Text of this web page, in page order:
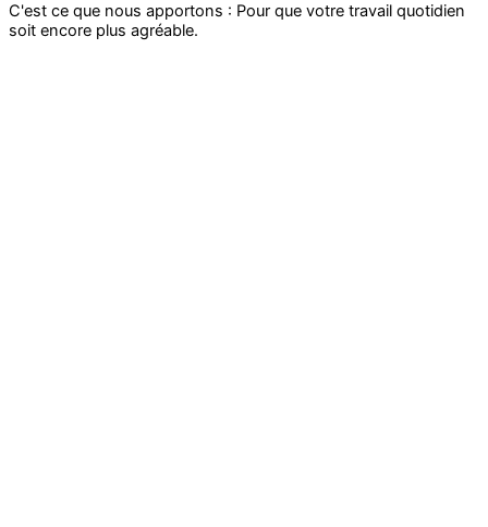
C'est ce que nous apportons : Pour que votre travail quotidien
soit encore plus agréable.